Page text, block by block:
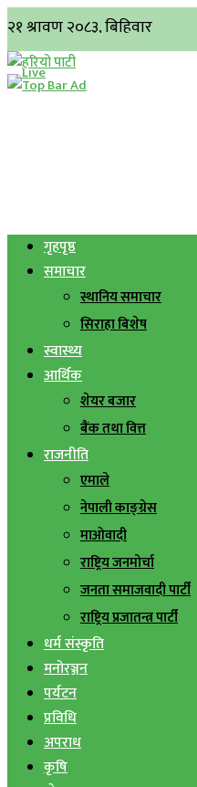
गृहपृष्ठ
समाचार
स्थानिय समाचार
सिराहा बिशेष
स्वास्थ्य
आर्थिक
शेयर बजार
बैंक तथा वित्त
राजनीति
एमाले
नेपाली काङ्ग्रेस
माओवादी
राष्ट्रिय जनमोर्चा
जनता समाजवादी पार्टी
राष्ट्रिय प्रजातन्त्र पार्टी
धर्म संस्कृति
मनोरञ्जन
पर्यटन
प्रविधि
अपराध
कृषि